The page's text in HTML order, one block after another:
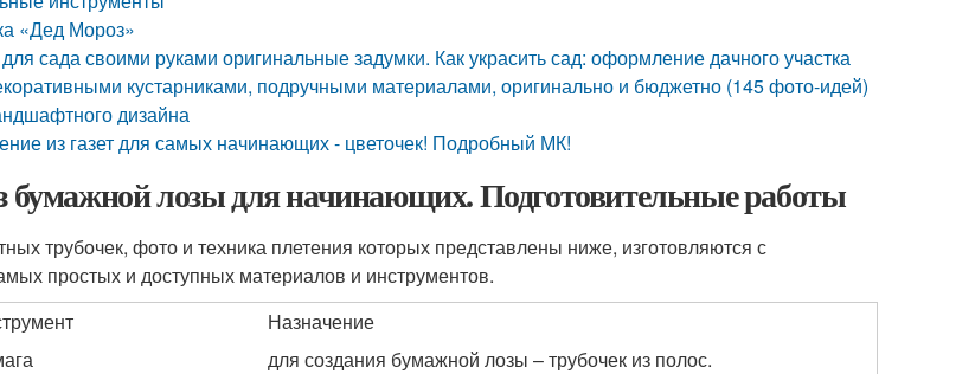
«Дед Мороз»
сада своими руками оригинальные задумки. Как украсить сад: оформление дачного участка
кустарниками, подручными материалами, оригинально и бюджетно (145 фото-идей)
дизайна
из газет для самых начинающих - цветочек! Подробный МК!
бумажной лозы для начинающих. Подготовительные работы
трубочек, фото и техника плетения которых представлены ниже, изготовляются с
простых и доступных материалов и инструментов.
Назначение
для создания бумажной лозы – трубочек из полос.